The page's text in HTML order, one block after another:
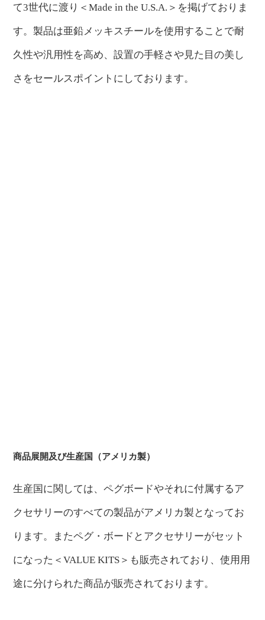
て3世代に渡り＜Made in the U.S.A.＞を掲げておりま
す。製品は亜鉛メッキスチールを使用することで耐
久性や汎用性を高め、設置の手軽さや見た目の美し
さをセールスポイントにしております。
商品展開及び生産国（アメリカ製）
生産国に関しては、ペグボードやそれに付属するア
クセサリーのすべての製品がアメリカ製となってお
ります。またペグ・ボードとアクセサリーがセット
になった＜VALUE KITS＞も販売されており、使用用
途に分けられた商品が販売されております。